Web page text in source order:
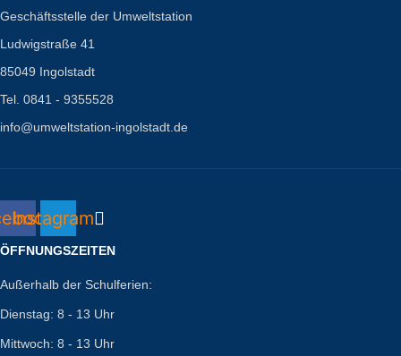
Geschäftsstelle der Umweltstation
Ludwigstraße 41
85049 Ingolstadt
Tel. 0841 - 9355528
info@umweltstation-ingolstadt.de
Instagram
ÖFFNUNGSZEITEN
Außerhalb der Schulferien:
Dienstag: 8 - 13 Uhr
Mittwoch: 8 - 13 Uhr